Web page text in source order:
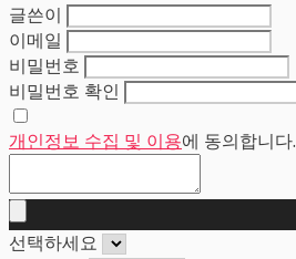
글쓴이
이메일
비밀번호
비밀번호 확인
개인정보 수집 및 이용에 동의합니다.
선택하세요